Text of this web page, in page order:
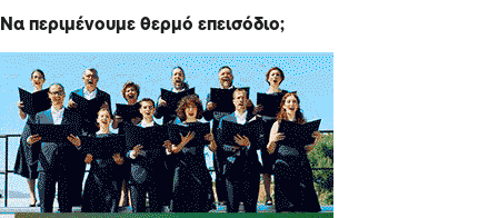
Να περιμένουμε θερμό επεισόδιο;